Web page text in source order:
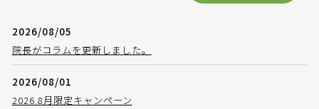
2026/08/05
院長がコラムを更新しました。
2026/08/01
2026.8月限定キャンペーン